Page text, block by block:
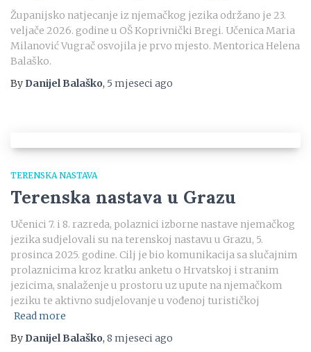
Županijsko natjecanje iz njemačkog jezika održano je 23.
veljače 2026. godine u OŠ Koprivnički Bregi. Učenica Maria
Milanović Vugrač osvojila je prvo mjesto. Mentorica Helena
Balaško.
By Danijel Balaško, 5 mjeseciago
TERENSKA NASTAVA
Terenska nastava u Grazu
Učenici 7. i 8. razreda, polaznici izborne nastave njemačkog
jezika sudjelovali su na terenskoj nastavu u Grazu, 5.
prosinca 2025. godine. Cilj je bio komunikacija sa slučajnim
prolaznicima kroz kratku anketu o Hrvatskoj i stranim
jezicima, snalaženje u prostoru uz upute na njemačkom
jeziku te aktivno sudjelovanje u vođenoj turističkoj
Read more
By Danijel Balaško, 8 mjeseciago